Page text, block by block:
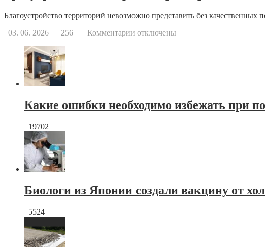
Благоустройство территорий невозможно представить без
03. 06. 2026
256 Комментарии котключены
Какие ошибки необходимо избежать при
19702
Биологи из Японии создали вакцину от
5524